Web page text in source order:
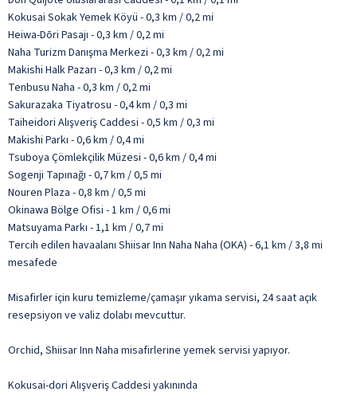
Kokusai Sokak Yemek Köyü - 0,3 km / 0,2 mi
Heiwa-Dōri Pasajı - 0,3 km / 0,2 mi
Naha Turizm Danışma Merkezi - 0,3 km / 0,2 mi
Makishi Halk Pazarı - 0,3 km / 0,2 mi
Tenbusu Naha - 0,3 km / 0,2 mi
Sakurazaka Tiyatrosu - 0,4 km / 0,3 mi
Taiheidori Alışveriş Caddesi - 0,5 km / 0,3 mi
Makishi Parkı - 0,6 km / 0,4 mi
Tsuboya Çömlekçilik Müzesi - 0,6 km / 0,4 mi
Sogenji Tapınağı - 0,7 km / 0,5 mi
Nouren Plaza - 0,8 km / 0,5 mi
Okinawa Bölge Ofisi - 1 km / 0,6 mi
Matsuyama Parkı - 1,1 km / 0,7 mi
Tercih edilen havaalanı Shiisar Inn Naha Naha (OKA) - 6,1 km / 3,8 mi
mesafede
Misafirler için kuru temizleme/çamaşır yıkama servisi, 24 saat açık
resepsiyon ve valiz dolabı mevcuttur.
Orchid, Shiisar Inn Naha misafirlerine yemek servisi yapıyor.
Kokusai-dori Alışveriş Caddesi yakınında